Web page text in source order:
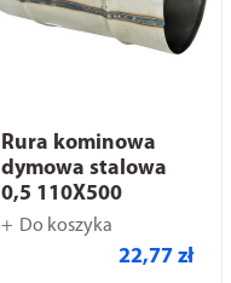
Rura kominowa
dymowa stalowa
0,5 110X500
Do koszyka
22,77 zł